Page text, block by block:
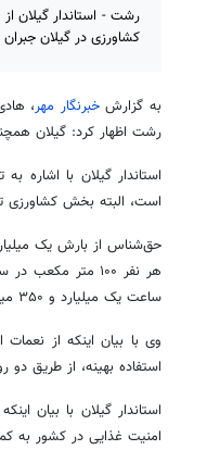
کشاورزی در گیلان
به گزارشخبرنگار مهر،
رشت اظهار کرد: گیلان
استاندار گیلان با اشاره
است، البته بخش کشاورزی
ساعت یک میلیارد و ۳۵۰ میلیون متر مکعب آب در گیلان تولید شد.
وی با بیان اینکه از
استفاده بهینه، از طریق
استاندار گیلان با بیان
امنیت غذایی در کشور به کمتر از ۳